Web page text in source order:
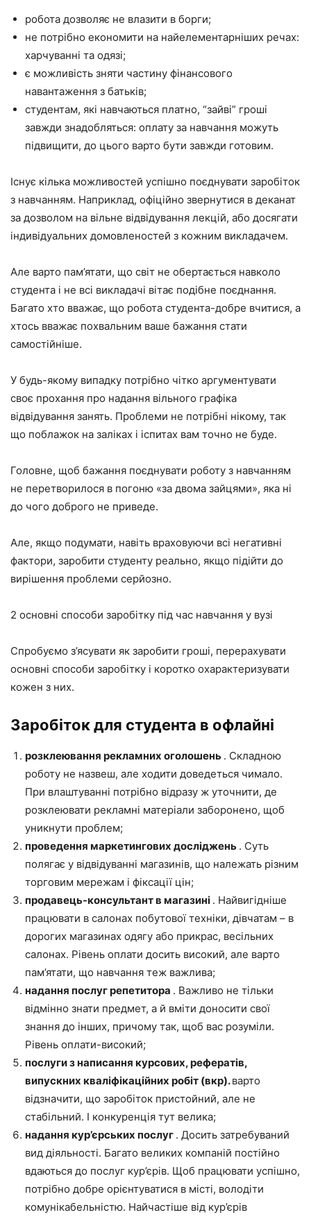
робота дозволяє не влазити в борги;
не потрібно економити на найелементарніших речах:
харчуванні та одязі;
є можливість зняти частину фінансового
навантаження з батьків;
студентам, які навчаються платно, “зайві” гроші
завжди знадобляться: оплату за навчання можуть
підвищити, до цього варто бути завжди готовим.
Існує кілька можливостей успішно поєднувати заробіток
з навчанням. Наприклад, офіційно звернутися в деканат
за дозволом на вільне відвідування лекцій, або досягати
індивідуальних домовленостей з кожним викладачем.
Але варто пам’ятати, що світ не обертається навколо
студента і не всі викладачі вітає подібне поєднання.
Багато хто вважає, що робота студента-добре вчитися, а
хтось вважає похвальним ваше бажання стати
самостійніше.
У будь-якому випадку потрібно чітко аргументувати
своє прохання про надання вільного графіка
відвідування занять. Проблеми не потрібні нікому, так
що поблажок на заліках і іспитах вам точно не буде.
Головне, щоб бажання поєднувати роботу з навчанням
не перетворилося в погоню «за двома зайцями», яка ні
до чого доброго не приведе.
Але, якщо подумати, навіть враховуючи всі негативні
фактори, заробити студенту реально, якщо підійти до
вирішення проблеми серйозно.
2 основні способи заробітку під час навчання у вузі
Спробуємо з’ясувати як заробити гроші, перерахувати
основні способи заробітку і коротко охарактеризувати
кожен з них.
Заробіток для студента в офлайні
розклеювання рекламних оголошень . Складною
роботу не назвеш, але ходити доведеться чимало.
При влаштуванні потрібно відразу ж уточнити, де
розклеювати рекламні матеріали заборонено, щоб
уникнути проблем;
проведення маркетингових досліджень . Суть
полягає у відвідуванні магазинів, що належать різним
торговим мережам і фіксації цін;
продавець-консультант в магазині . Найвигідніше
працювати в салонах побутової техніки, дівчатам – в
дорогих магазинах одягу або прикрас, весільних
салонах. Рівень оплати досить високий, але варто
пам’ятати, що навчання теж важлива;
надання послуг репетитора . Важливо не тільки
відмінно знати предмет, а й вміти доносити свої
знання до інших, причому так, щоб вас розуміли.
Рівень оплати-високий;
послуги з написання курсових, рефератів,
випускних кваліфікаційних робіт (вкр).варто
відзначити, що заробіток пристойний, але не
стабільний. І конкуренція тут велика;
надання кур’єрських послуг . Досить затребуваний
вид діяльності. Багато великих компаній постійно
вдаються до послуг кур’єрів. Щоб працювати успішно,
потрібно добре орієнтуватися в місті, володіти
комунікабельністю. Найчастіше від кур’єрів